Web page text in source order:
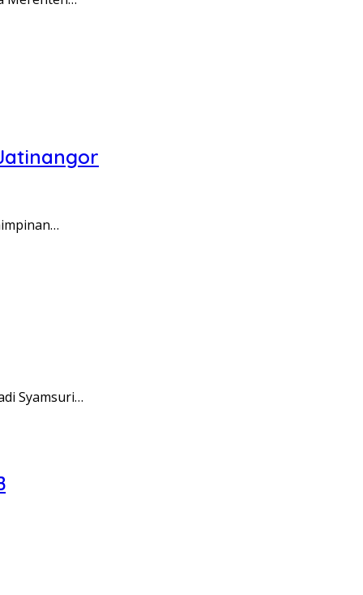
Syamsuri…